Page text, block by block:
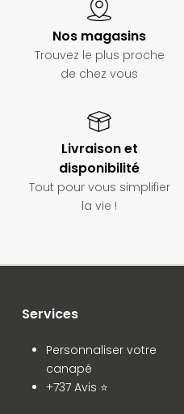
Nos magasins
Trouvez le plus proche
de chez vous
Livraison et
disponibilité
Tout pour vous simplifier
la vie !
Services
Personnaliser votre
canapé
+737 Avis ⭐